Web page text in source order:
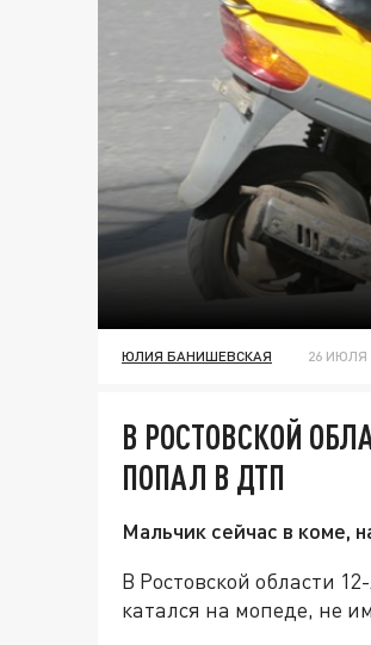
ЮЛИЯ БАНИШЕВСКАЯ 26 ИЮЛЯ
В РОСТОВСКОЙ
ПОПАЛ В ДТП
Мальчик сейчас в коме,
В Ростовской области
катался на мопеде, не